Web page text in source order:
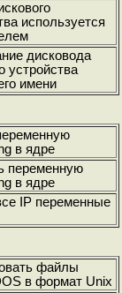
используется
дисковода
устройства
имени
в ядре
переменную
в ядре
IP переменные
файлы
в формат Unix